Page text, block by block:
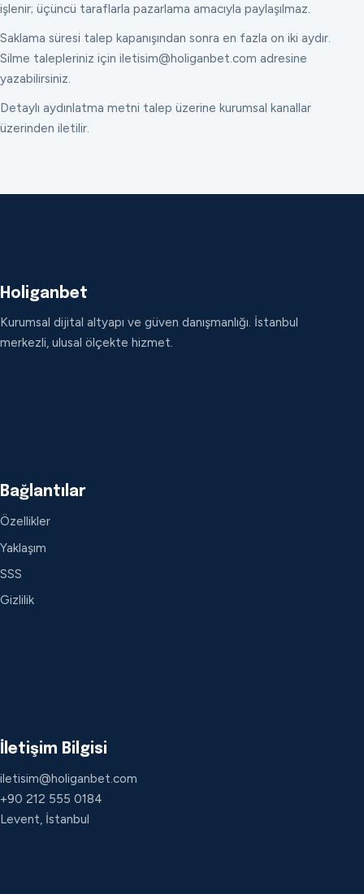
işlenir; üçüncü taraflarla pazarlama amacıyla paylaşılmaz.
Saklama süresi talep kapanışından sonra en fazla on iki aydır.
Silme talepleriniz için iletisim@holiganbet.com adresine
yazabilirsiniz.
Detaylı aydınlatma metni talep üzerine kurumsal kanallar
üzerinden iletilir.
Holiganbet
Kurumsal dijital altyapı ve güven danışmanlığı. İstanbul
merkezli, ulusal ölçekte hizmet.
Bağlantılar
Özellikler
Yaklaşım
SSS
Gizlilik
İletişim Bilgisi
iletisim@holiganbet.com
+90 212 555 0184
Levent, İstanbul